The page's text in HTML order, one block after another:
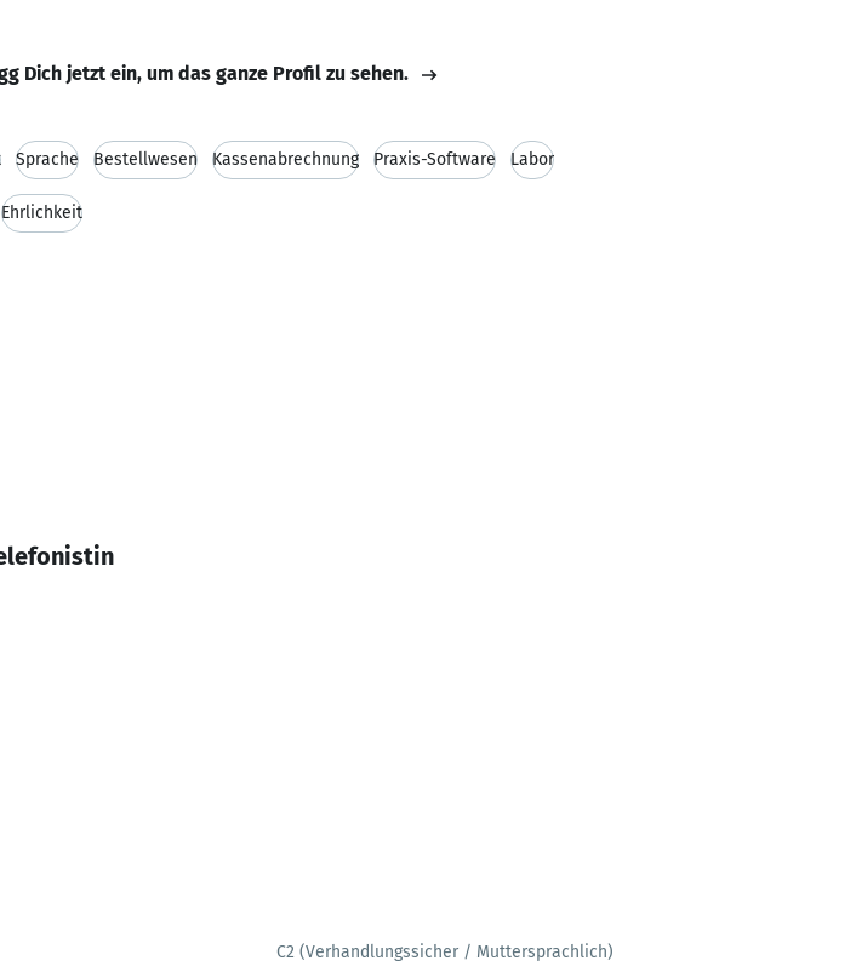
Dich jetzt ein, um das ganze Profil zu sehen.
Sprache Bestellwesen Kassenabrechnung Praxis-Software Labor
Ehrlichkeit
C2 (Verhandlungssicher / Muttersprachlich)